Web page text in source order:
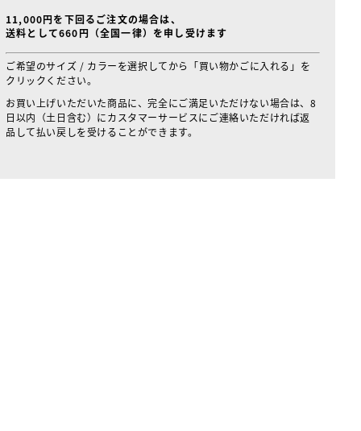
11,000円を下回るご注文の場合は、
送料として660円（全国一律）を申し受けます
ご希望のサイズ / カラーを選択してから「買い物かごに入れる」を
クリックください。
お買い上げいただいた商品に、完全にご満足いただけない場合は、8
日以内（土日含む）にカスタマーサービスにご連絡いただければ返
品して払い戻しを受けることができます。